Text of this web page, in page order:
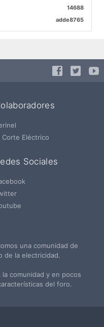
14688
adde8765
Corte Eléctrico
Sociales
una comunidad de
de la electricidad.
comunidad y en pocos
del foro.